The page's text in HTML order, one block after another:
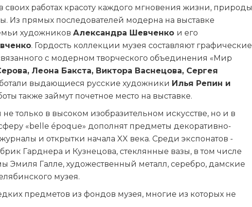
своих работах красоту каждого мгновения жизни, природы
Из прямых последователей модерна на выставке
художников Александра Шевченко и его
. Гордость коллекции музея составляют графические
с модерном творческого объединения «Мир
Леона Бакста, Виктора Васнецова, Сергея
выдающиеся русские художники Илья Репин и
также займут почетное место на выставке.
только в высоком изобразительном искусстве, но и в
«belle époque» дополнят предметы декоративно-
и открытки начала XX века. Среди экспонатов -
Гарднера и Кузнецова, стеклянные вазы, в том числе
Эмиля Галле, художественный металл, серебро, дамские
музея.
предметов из фондов музея, многие из которых не